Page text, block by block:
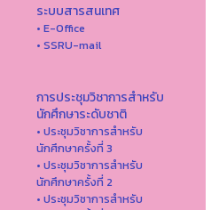
ระบบสารสนเทศ
• E-Office
• SSRU-mail
การประชุมวิชาการสำหรับ
นักศึกษาระดับชาติ
• ประชุมวิชาการสำหรับ
นักศึกษาครั้งที่ 3
• ประชุมวิชาการสำหรับ
นักศึกษาครั้งที่ 2
• ประชุมวิชาการสำหรับ